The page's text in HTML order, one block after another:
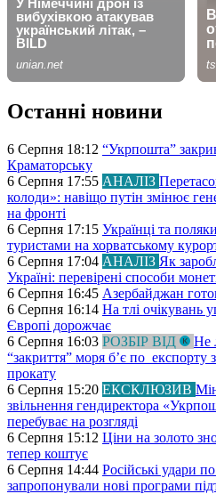
Останні новини
6 Серпня 18:12 “Укрпошта”
Краматорську
6 Серпня 17:55 АНАЛІЗ
колоди»: навіщо путін змінює
на фронті
6 Серпня 17:15 Українці та
туристами на хорватському
6 Серпня 17:04 АНАЛІЗ Як
Україні: перевірені способи
6 Серпня 16:45 Азербайджан
6 Серпня 16:14 На тлі очікувань
Європі дорожчає
6 Серпня 16:03 РОЗБІР ВІД
Не
“закриття” моря б’є по експорту
прокату
6 Серпня 15:20 ЕКСКЛЮЗИВ
звільнення гендиректора
перебуває на розгляді
6 Серпня 15:12 Ціни на золото
тепер коштує
6 Серпня 14:44 Російські удари
запропонували нові програми